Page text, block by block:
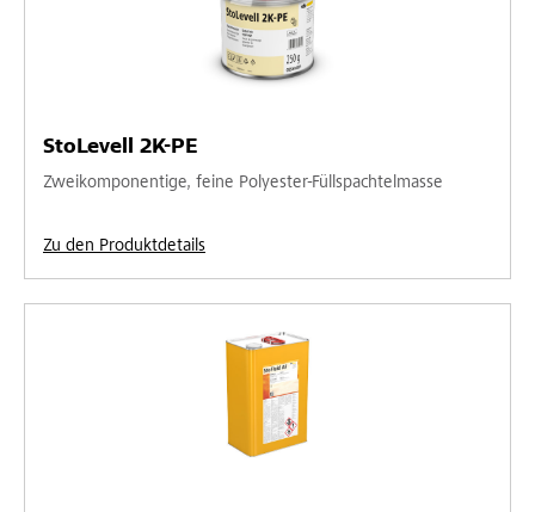
StoLevell 2K-PE
Zweikomponentige, feine Polyester-Füllspachtelmasse
Zu den Produktdetails